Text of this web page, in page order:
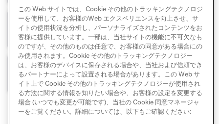
リテンションレポート
ファネルレポート
この Web サイトでは、Cookie その他のトラッキングテクノロジ
ーを使用して、お客様のWeb エクスペリエンスを向上させ、サ
イトの使用状況を分析し、パーソナライズされたコンテンツをお
客様に提供しています。一部は、当社サイトの機能に不可欠なも
のですが、その他のものは任意で、お客様の同意がある場合にの
み使用されます。Cookie その他のトラッキングテクノロジー
は、お客様のデバイスに保存される場合や、当社および信頼でき
るパートナーによって設置される場合があります。この Web サ
イト上で Cookie その他のトラッキングテクノロジーが使用され
る方法に関する情報を知りたい場合や、お客様の設定を変更する
場合 (いつでも変更が可能です)、当社の Cookie 同意マネージャ
ーをご覧ください。詳細については、以下もご確認ください: